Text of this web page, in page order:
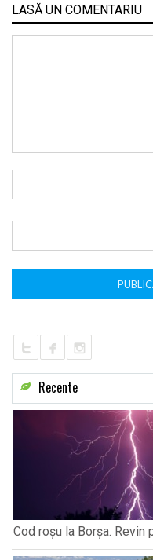
LASĂ UN COMENTARIU
Recente
Cod roșu la Borșa. Revin